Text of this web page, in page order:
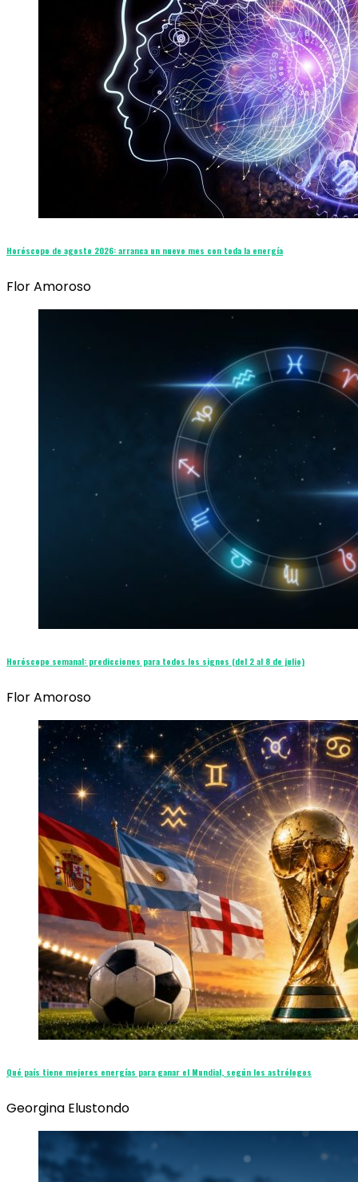
Horóscopo de agosto 2026: arranca un nuevo mes con toda la energía
Flor Amoroso
Horóscopo semanal: predicciones para todos los signos (del 2 al 8 de julio)
Flor Amoroso
Qué país tiene mejores energías para ganar el Mundial, según los astrólogos
Georgina Elustondo